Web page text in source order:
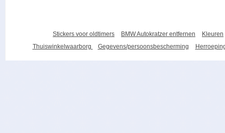
Stickers voor oldtimers BMW Autokratzer entfernen
Kleuren
Thuiswinkelwaarborg
Gegevens/persoonsbescherming